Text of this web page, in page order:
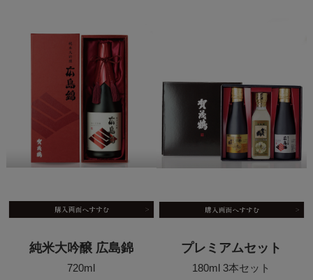
純米大吟醸 広島錦
720ml
プレミアムセット
180ml 3本セット